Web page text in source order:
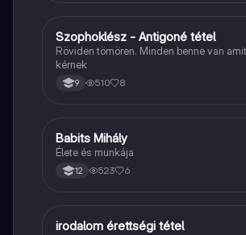
Magyar
Szophoklész - Antigoné tétel
Röviden tömören. Minden benne van
kérnek
9 510 8
Magyar
Babits Mihály
Élete és munkája
12 523 6
Magyar
irodalom érettségi tétel